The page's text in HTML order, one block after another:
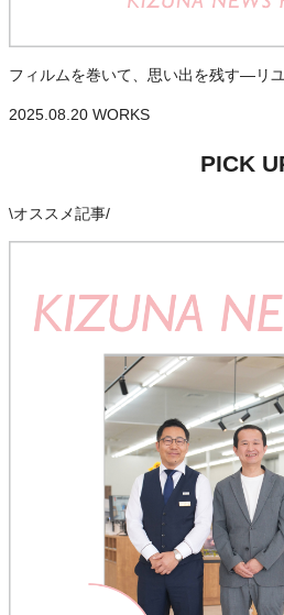
フィルムを巻いて、思い出を残す—リ
2025.08.20 WORKS
PICK
\オススメ記事/